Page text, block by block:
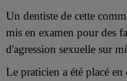
Un dentiste de cette
mis en examen pour des
d'agression sexuelle sur
Le praticien a été placé